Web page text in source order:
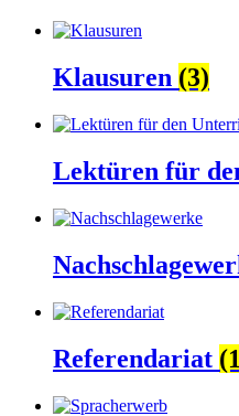
Klausuren (3)
Lektüren für
Referendariat